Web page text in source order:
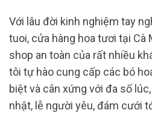
Với lâu đời kinh nghiệm tay
tuoi, cửa hàng hoa tươi tại Cà
shop an toàn của rất nhiều
tôi tự hào cung cấp các bó
biệt và cân xứng với đa số
nhật, lễ người yêu, đám cưới